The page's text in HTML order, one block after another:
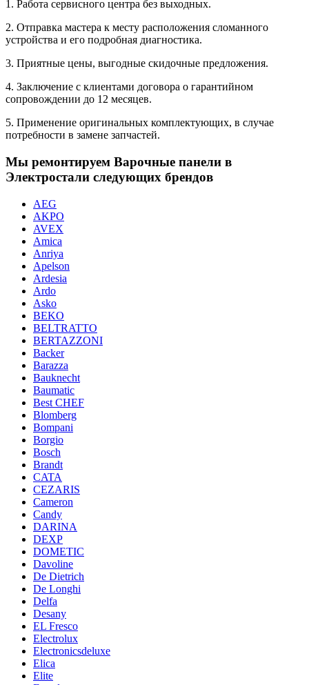
1. Работа сервисного центра без выходных.
2. Отправка мастера к месту расположения сломанного
устройства и его подробная диагностика.
3. Приятные цены, выгодные скидочные предложения.
4. Заключение с клиентами договора о гарантийном
сопровождении до 12 месяцев.
5. Применение оригинальных комплектующих, в случае
потребности в замене запчастей.
Мы ремонтируем Варочные панели в
Электростали следующих брендов
AEG
AKPO
AVEX
Amica
Anriya
Apelson
Ardesia
Ardo
Asko
BEKO
BELTRATTO
BERTAZZONI
Backer
Barazza
Bauknecht
Baumatic
Best CHEF
Blomberg
Bompani
Borgio
Bosch
Brandt
CATA
CEZARIS
Cameron
Candy
DARINA
DEXP
DOMETIC
Davoline
De Dietrich
De Longhi
Delfa
Desany
EL Fresco
Electrolux
Electronicsdeluxe
Elica
Elite